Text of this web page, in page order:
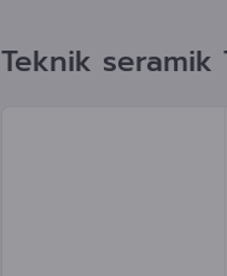
Teknik seramik